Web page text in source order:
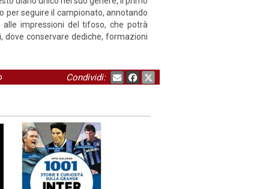
per seguire il campionato, annotando
impressioni del tifoso, che potrà
dove conservare dediche, formazioni
Condividi: